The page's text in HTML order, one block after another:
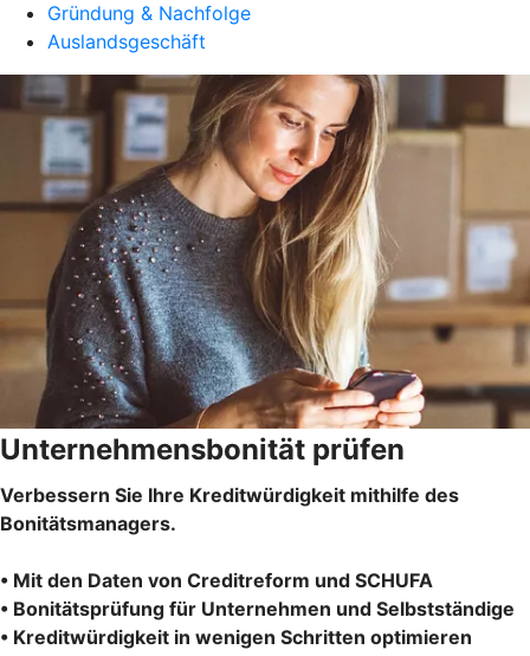
Gründung & Nachfolge
Auslandsgeschäft
Unternehmensbonität prüfen
Verbessern Sie Ihre Kreditwürdigkeit mithilfe des
Bonitätsmanagers.
• Mit den Daten von Creditreform und SCHUFA
• Bonitätsprüfung für Unternehmen und Selbstständige
• Kreditwürdigkeit in wenigen Schritten optimieren